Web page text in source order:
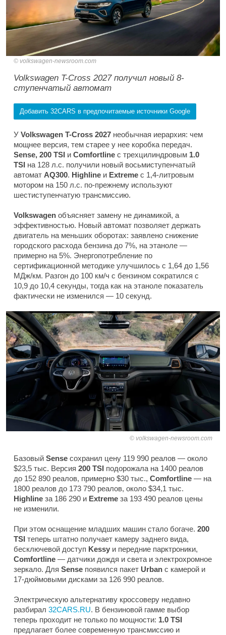
volkswagen-newsroom.com
Volkswagen T-Cross 2027 получил новый 8-
ступенчатый автомат
Добавить 32CARS в предпочитаемые источники Google
У Volkswagen T-Cross 2027 необычная иерархия: чем
мощнее версия, тем старее у нее коробка передач.
Sense, 200 TSI и Comfortline с трехцилиндровым 1.0
TSI на 128 л.с. получили новый восьмиступенчатый
автомат AQ300. Highline и Extreme с 1,4-литровым
мотором на 150 л.с. по-прежнему используют
шестиступенчатую трансмиссию.
Volkswagen объясняет замену не динамикой, а
эффективностью. Новый автомат позволяет держать
двигатель на меньших оборотах: заявлено снижение
городского расхода бензина до 7%, на этаноле —
примерно на 5%. Энергопотребление по
сертификационной методике улучшилось с 1,64 до 1,56
МДж/км. Разгон до 100 км/ч с бензином сократился с
10,9 до 10,4 секунды, тогда как на этаноле показатель
фактически не изменился — 10 секунд.
volkswagen-newsroom.com
Базовый Sense сохранил цену 119 990 реалов — около
$23,5 тыс. Версия 200 TSI подорожала на 1400 реалов
до 152 890 реалов, примерно $30 тыс., Comfortline — на
1800 реалов до 173 790 реалов, около $34,1 тыс.
Highline за 186 290 и Extreme за 193 490 реалов цены
не изменили.
При этом оснащение младших машин стало богаче. 200
TSI теперь штатно получает камеру заднего вида,
бесключевой доступ Kessy и передние парктроники,
Comfortline — датчики дождя и света и электрохромное
зеркало. Для Sense появился пакет Urban с камерой и
17-дюймовыми дисками за 126 990 реалов.
Электрическую альтернативу кроссоверу недавно
разбирал 32CARS.RU. В бензиновой гамме выбор
теперь проходит не только по мощности: 1.0 TSI
предлагает более современную трансмиссию и